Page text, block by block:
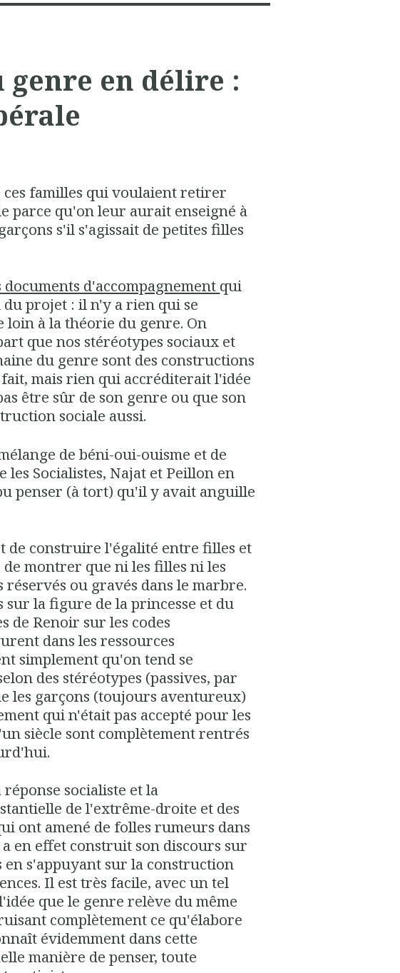
genre en délire :
ces familles qui voulaient retirer
parce qu'on leur aurait enseigné à
s'il s'agissait de petites filles
documents d'accompagnement qui
projet : il n'y a rien qui se
loin à la théorie du genre. On
que nos stéréotypes sociaux et
du genre sont des constructions
fait, mais rien qui accréditerait l'idée
être sûr de son genre ou que son
sociale aussi.
de béni-oui-ouisme et de
Socialistes, Najat et Peillon en
penser (à tort) qu'il y avait anguille
de construire l'égalité entre filles et
de montrer que ni les filles ni les
ou gravés dans le marbre.
sur la figure de la princesse et du
de Renoir sur les codes
dans les ressources
simplement qu'on tend se
des stéréotypes (passives, par
les garçons (toujours aventureux)
qui n'était pas accepté pour les
siècle sont complètement rentrés
socialiste et la
de l'extrême-droite et des
ont amené de folles rumeurs dans
a en effet construit son discours sur
s'appuyant sur la construction
Il est très facile, avec un tel
que le genre relève du même
complètement ce qu'élabore
évidemment dans cette
manière de penser, toute